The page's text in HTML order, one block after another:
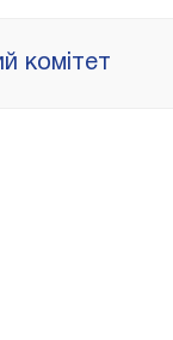
комітет